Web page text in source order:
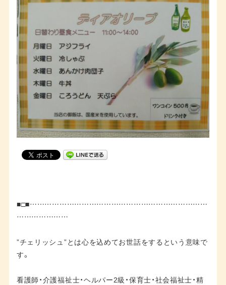
■□■………………………………………………………………
…………………
”チェリッシュ”とは心を込めてお世話をするという意味で
す。
看護師・介護福祉士・ヘルパー2級・保育士・社会福祉士・精